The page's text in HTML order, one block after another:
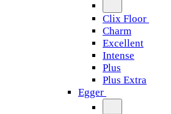
Clix Floor
Charm
Excellent
Intense
Plus
Plus Extra
Egger